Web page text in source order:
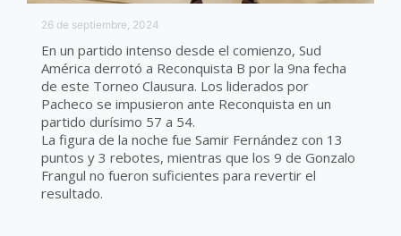
26 de septiembre, 2024
En un partido intenso desde el comienzo, Sud
América derrotó a Reconquista B por la 9na fecha
de este Torneo Clausura. Los liderados por
Pacheco se impusieron ante Reconquista en un
partido durísimo 57 a 54.
La figura de la noche fue Samir Fernández con 13
puntos y 3 rebotes, mientras que los 9 de Gonzalo
Frangul no fueron suficientes para revertir el
resultado.